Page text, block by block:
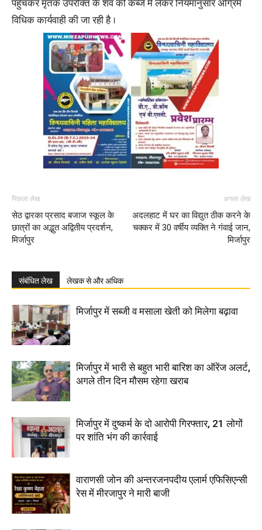
पहुँचकर मृतक उपरोक्त के शव को कब्जे में लेकर नियमानुसार अग्रिम
विधिक कार्यवाही की जा रही है ।
पिछला लेख
सेठ द्वारका प्रसाद बजाज स्कूल के
छात्रों का अद्भुत अद्वितीय प्रदर्शन,
मिर्जापुर
अगला लेख
अदलहाट में घर का विद्युत ठीक करने के
चक्कर में 30 वर्षीय व्यक्ति ने गंवाई जान,
मिर्जापुर
संबंधित लेख लेखक से और अधिक
मिर्जापुर में सब्जी व मसाला खेती को मिलेगा बढ़ावा
मिर्जापुर में भारी से बहुत भारी बारिश का ऑरेंज अलर्ट,
अगले तीन दिन मौसम रहेगा खराब
मिर्जापुर में दुष्कर्म के दो आरोपी गिरफ्तार, 21 लोगों
पर शांति भंग की कार्रवाई
वाराणसी जोन की अन्तरजनपदीय एलार्म एफिसिएन्सी
रेस में मीरजापुर ने मारी बाजी